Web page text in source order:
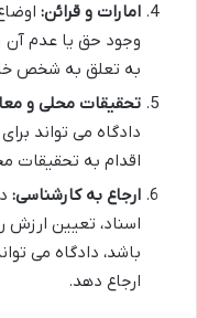
امارات و قرائن:
وجود حق یا عدم آن
به تعلق به شخص
تحقیقات محلی و
دادگاه می تواند
اقدام به تحقیقات
ارجاع به کارشناسی:
اسناد، تعیین ارزش
باشد، دادگاه می
ارجاع دهد.